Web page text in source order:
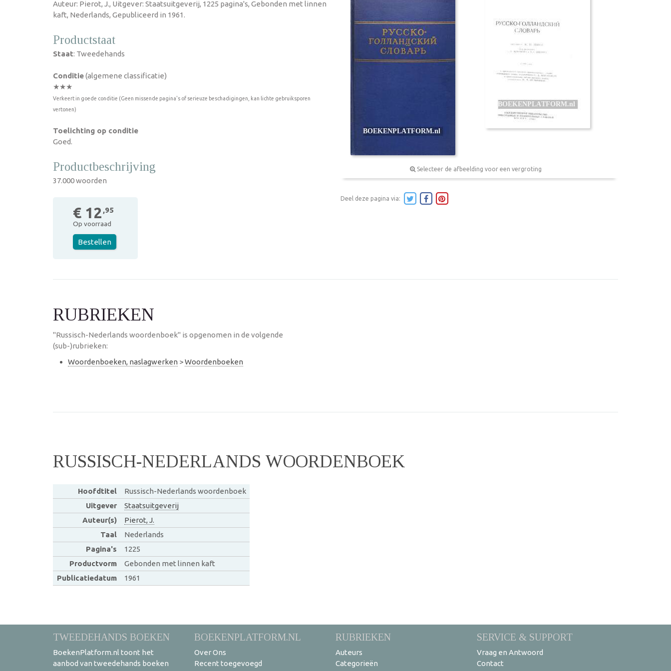
Auteur: Pierot, J., Uitgever: Staatsuitgeverij, 1225 pagina's, Gebonden met linnen
kaft, Nederlands, Gepubliceerd in 1961.
Productstaat
Staat: Tweedehands
Conditie(algemene classificatie)
★★★
Verkeert in goede conditie (Geen missende pagina's of serieuze beschadigingen, kan lichte gebruiksporen
vertonen)
Toelichting op conditie
Goed.
Productbeschrijving
37.000 woorden
€ 12 ,95
Op voorraad
Bestellen
Selecteer de afbeelding voor een vergroting
Deel deze pagina via:
RUBRIEKEN
"Russisch-Nederlands woordenboek" is opgenomen in de volgende
(sub-)rubrieken:
Woordenboeken, naslagwerken >Woordenboeken
RUSSISCH-NEDERLANDS WOORDENBOEK
Hoofdtitel
Russisch-Nederlands woordenboek
Uitgever
Staatsuitgeverij
Auteur(s)
Pierot, J.
Taal
Nederlands
Pagina's
1225
Productvorm
Gebonden met linnen kaft
Publicatiedatum
1961
TWEEDEHANDS BOEKEN
BoekenPlatform.nl toont het
aanbod van tweedehands boeken
BOEKENPLATFORM.NL
Over Ons
Recent toegevoegd
RUBRIEKEN
Auteurs
Categorieën
SERVICE & SUPPORT
Vraag en Antwoord
Contact